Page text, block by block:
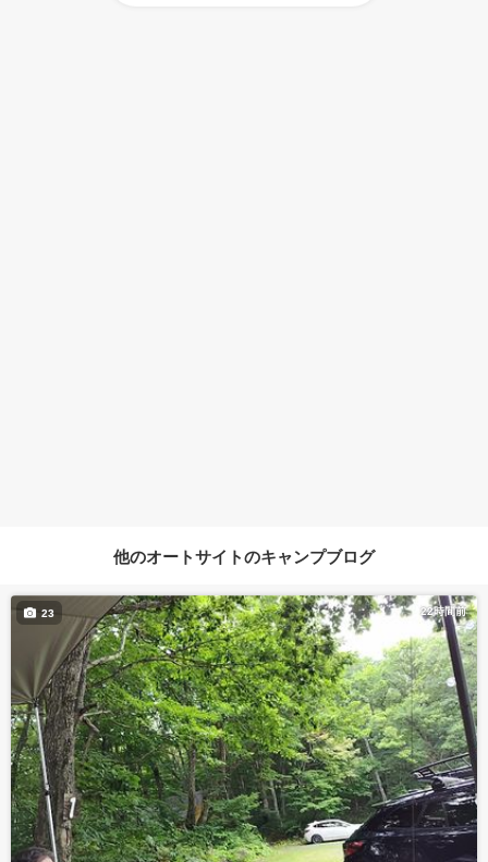
他のオートサイトのキャンプブログ
22時間前
23